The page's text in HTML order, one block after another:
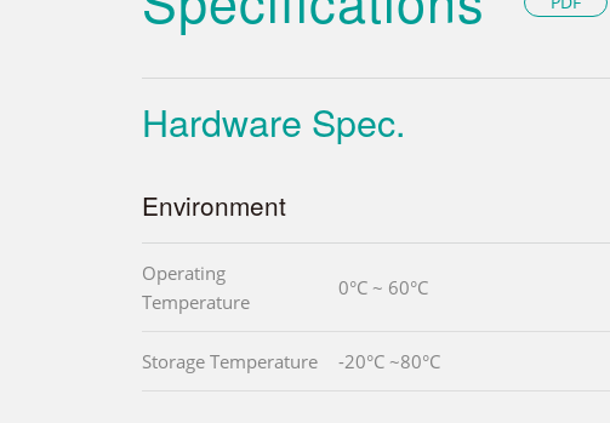
Hardware Spec.
Environment
Operating
Temperature
0°C ~ 60°C
Storage Temperature -20°C ~80°C